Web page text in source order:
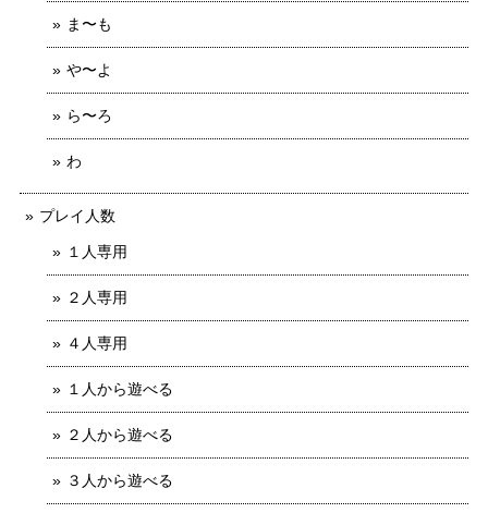
ま〜も
や〜よ
ら〜ろ
わ
プレイ人数
１人専用
２人専用
４人専用
１人から遊べる
２人から遊べる
３人から遊べる